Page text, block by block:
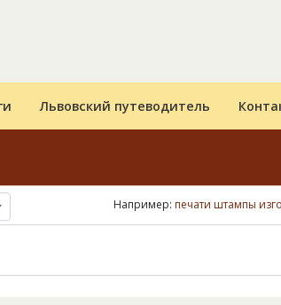
Львовский путеводитель
Например: печати штампы